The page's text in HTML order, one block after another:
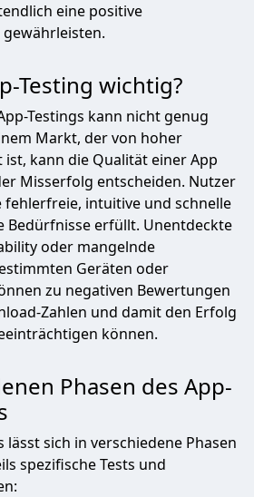
eine positive
Testing wichtig?
Testings kann nicht genug
Markt, der von hoher
kann die Qualität einer App
Misserfolg entscheiden. Nutzer
intuitive und schnelle
Bedürfnisse erfüllt. Unentdeckte
oder mangelnde
Geräten oder
zu negativen Bewertungen
Zahlen und damit den Erfolg
können.
Phasen des App-
lässt sich in verschiedene Phasen
spezifische Tests und